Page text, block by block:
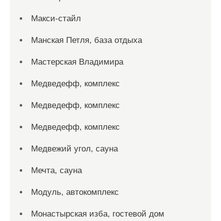
Макси-стайл
Манская Петля, база отдыха
Мастерская Владимира
Медведефф, комплекс
Медведефф, комплекс
Медведефф, комплекс
Медвежий угол, сауна
Мечта, сауна
Модуль, автокомплекс
Монастырская изба, гостевой дом